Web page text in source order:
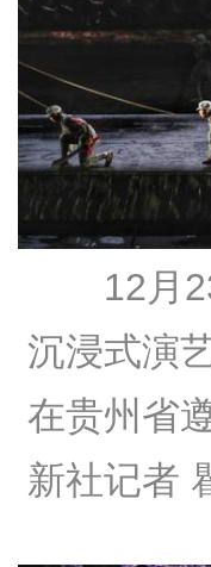
12月
沉浸式演
在贵州省
新社记者